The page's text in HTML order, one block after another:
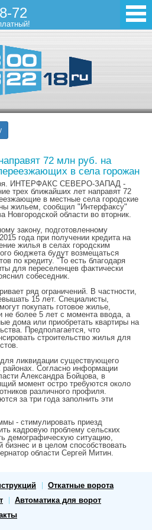
72
72 млн руб. на
в села горожан
ИНТЕРФАКС СЕВЕРО-ЗАПАД -
трех ближайших лет направят 72
в местные села городские
жильем, сообщил "Интерфаксу"
Новгородской области во вторник.
закону, подготовленному
года при получении кредита на
жилья в селах городским
бюджета будут возмещаться
по кредиту. "То есть благодаря
для переселенцев фактически
собеседник.
ряд ограничений. В частности,
15 лет. Специалисты,
покупать готовое жилье,
не более 5 лет с момента ввода, а
дома или приобретать квартиры на
Предполагается, что
строительство жилья для
ликвидации существующего
Согласно информации
Александра Бойцова, в
момент остро требуются около
различного профиля.
за три года заполнить эти
- стимулировать приезд
кадровую проблему сельских
демографическую ситуацию,
бизнес и в целом способствовать
области Сергей Митин.
Откатные ворота
Автоматика для ворот